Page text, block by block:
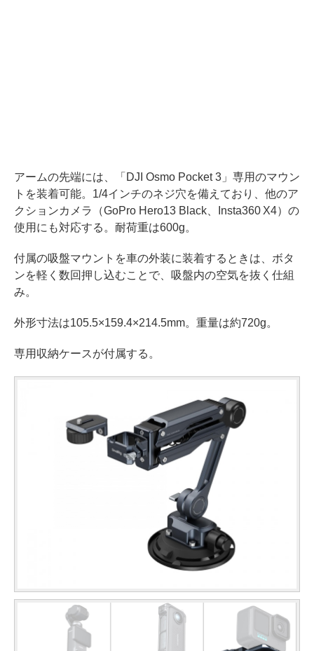
アームの先端には、「DJI Osmo Pocket 3」専用のマウン
トを装着可能。1/4インチのネジ穴を備えており、他のア
クションカメラ（GoPro Hero13 Black、Insta360 X4）の
使用にも対応する。耐荷重は600g。
付属の吸盤マウントを車の外装に装着するときは、ボタ
ンを軽く数回押し込むことで、吸盤内の空気を抜く仕組
み。
外形寸法は105.5×159.4×214.5mm。重量は約720g。
専用収納ケースが付属する。